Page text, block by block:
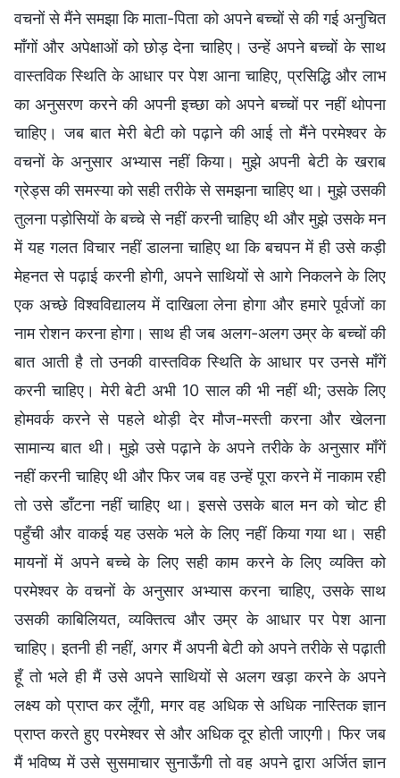
वचनों से मैंने समझा कि माता-पिता को अपने बच्चों से की गई अनुचित
माँगों और अपेक्षाओं को छोड़ देना चाहिए। उन्हें अपने बच्चों के साथ
वास्तविक स्थिति के आधार पर पेश आना चाहिए, प्रसिद्धि और लाभ
का अनुसरण करने की अपनी इच्छा को अपने बच्चों पर नहीं थोपना
चाहिए। जब बात मेरी बेटी को पढ़ाने की आई तो मैंने परमेश्वर के
वचनों के अनुसार अभ्यास नहीं किया। मुझे अपनी बेटी के खराब
ग्रेड्स की समस्या को सही तरीके से समझना चाहिए था। मुझे उसकी
तुलना पड़ोसियों के बच्चे से नहीं करनी चाहिए थी और मुझे उसके मन
में यह गलत विचार नहीं डालना चाहिए था कि बचपन में ही उसे कड़ी
मेहनत से पढ़ाई करनी होगी, अपने साथियों से आगे निकलने के लिए
एक अच्छे विश्वविद्यालय में दाखिला लेना होगा और हमारे पूर्वजों का
नाम रोशन करना होगा। साथ ही जब अलग-अलग उम्र के बच्चों की
बात आती है तो उनकी वास्तविक स्थिति के आधार पर उनसे माँगें
करनी चाहिए। मेरी बेटी अभी 10 साल की भी नहीं थी; उसके लिए
होमवर्क करने से पहले थोड़ी देर मौज-मस्ती करना और खेलना
सामान्य बात थी। मुझे उसे पढ़ाने के अपने तरीके के अनुसार माँगें
नहीं करनी चाहिए थी और फिर जब वह उन्हें पूरा करने में नाकाम रही
तो उसे डाँटना नहीं चाहिए था। इससे उसके बाल मन को चोट ही
पहुँची और वाकई यह उसके भले के लिए नहीं किया गया था। सही
मायनों में अपने बच्चे के लिए सही काम करने के लिए व्यक्ति को
परमेश्वर के वचनों के अनुसार अभ्यास करना चाहिए, उसके साथ
उसकी काबिलियत, व्यक्तित्व और उम्र के आधार पर पेश आना
चाहिए। इतनी ही नहीं, अगर मैं अपनी बेटी को अपने तरीके से पढ़ाती
हूँ तो भले ही मैं उसे अपने साथियों से अलग खड़ा करने के अपने
लक्ष्य को प्राप्त कर लूँगी, मगर वह अधिक से अधिक नास्तिक ज्ञान
प्राप्त करते हुए परमेश्वर से और अधिक दूर होती जाएगी। फिर जब
मैं भविष्य में उसे सुसमाचार सुनाऊँगी तो वह अपने द्वारा अर्जित ज्ञान